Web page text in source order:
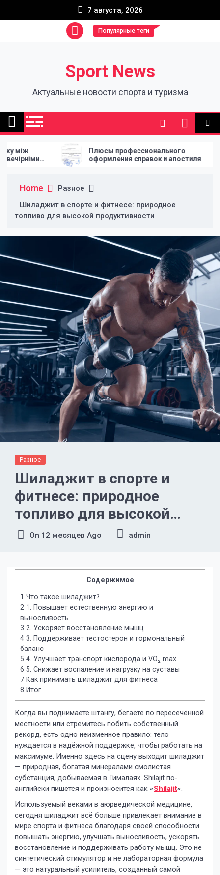
7 августа, 2026
Популярные теги
Sport News
Актуальные новости спорта и туризма
Плюсы профессионального
оформления справок и апостиля
of
Home
Разное
Шиладжит в спорте и фитнесе: природное
топливо для высокой продуктивности
Разное
Шиладжит в спорте и
фитнесе: природное
топливо для высокой
продуктивности
On 12 месяцев Ago admin
Содержимое
1 Что такое шиладжит?
2 1. Повышает естественную энергию и
выносливость
3 2. Ускоряет восстановление мышц
4 3. Поддерживает тестостерон и гормональный
баланс
5 4. Улучшает транспорт кислорода и VO₂ max
6 5. Снижает воспаление и нагрузку на суставы
7 Как принимать шиладжит для фитнеса
8 Итог
Когда вы поднимаете штангу, бегаете по пересечённой
местности или стремитесь побить собственный
рекорд, есть одно неизменное правило: тело
нуждается в надёжной поддержке, чтобы работать на
максимуме. Именно здесь на сцену выходит шиладжит
— природная, богатая минералами смолистая
субстанция, добываемая в Гималаях. Shilajit по-
английски пишется и произносится как «Shilajit«.
Используемый веками в аюрведической медицине,
сегодня шиладжит всё больше привлекает внимание в
мире спорта и фитнеса благодаря своей способности
повышать энергию, улучшать выносливость, ускорять
восстановление и поддерживать работу мышц. Это не
синтетический стимулятор и не лабораторная формула
— это натуральный усилитель, созданный самой